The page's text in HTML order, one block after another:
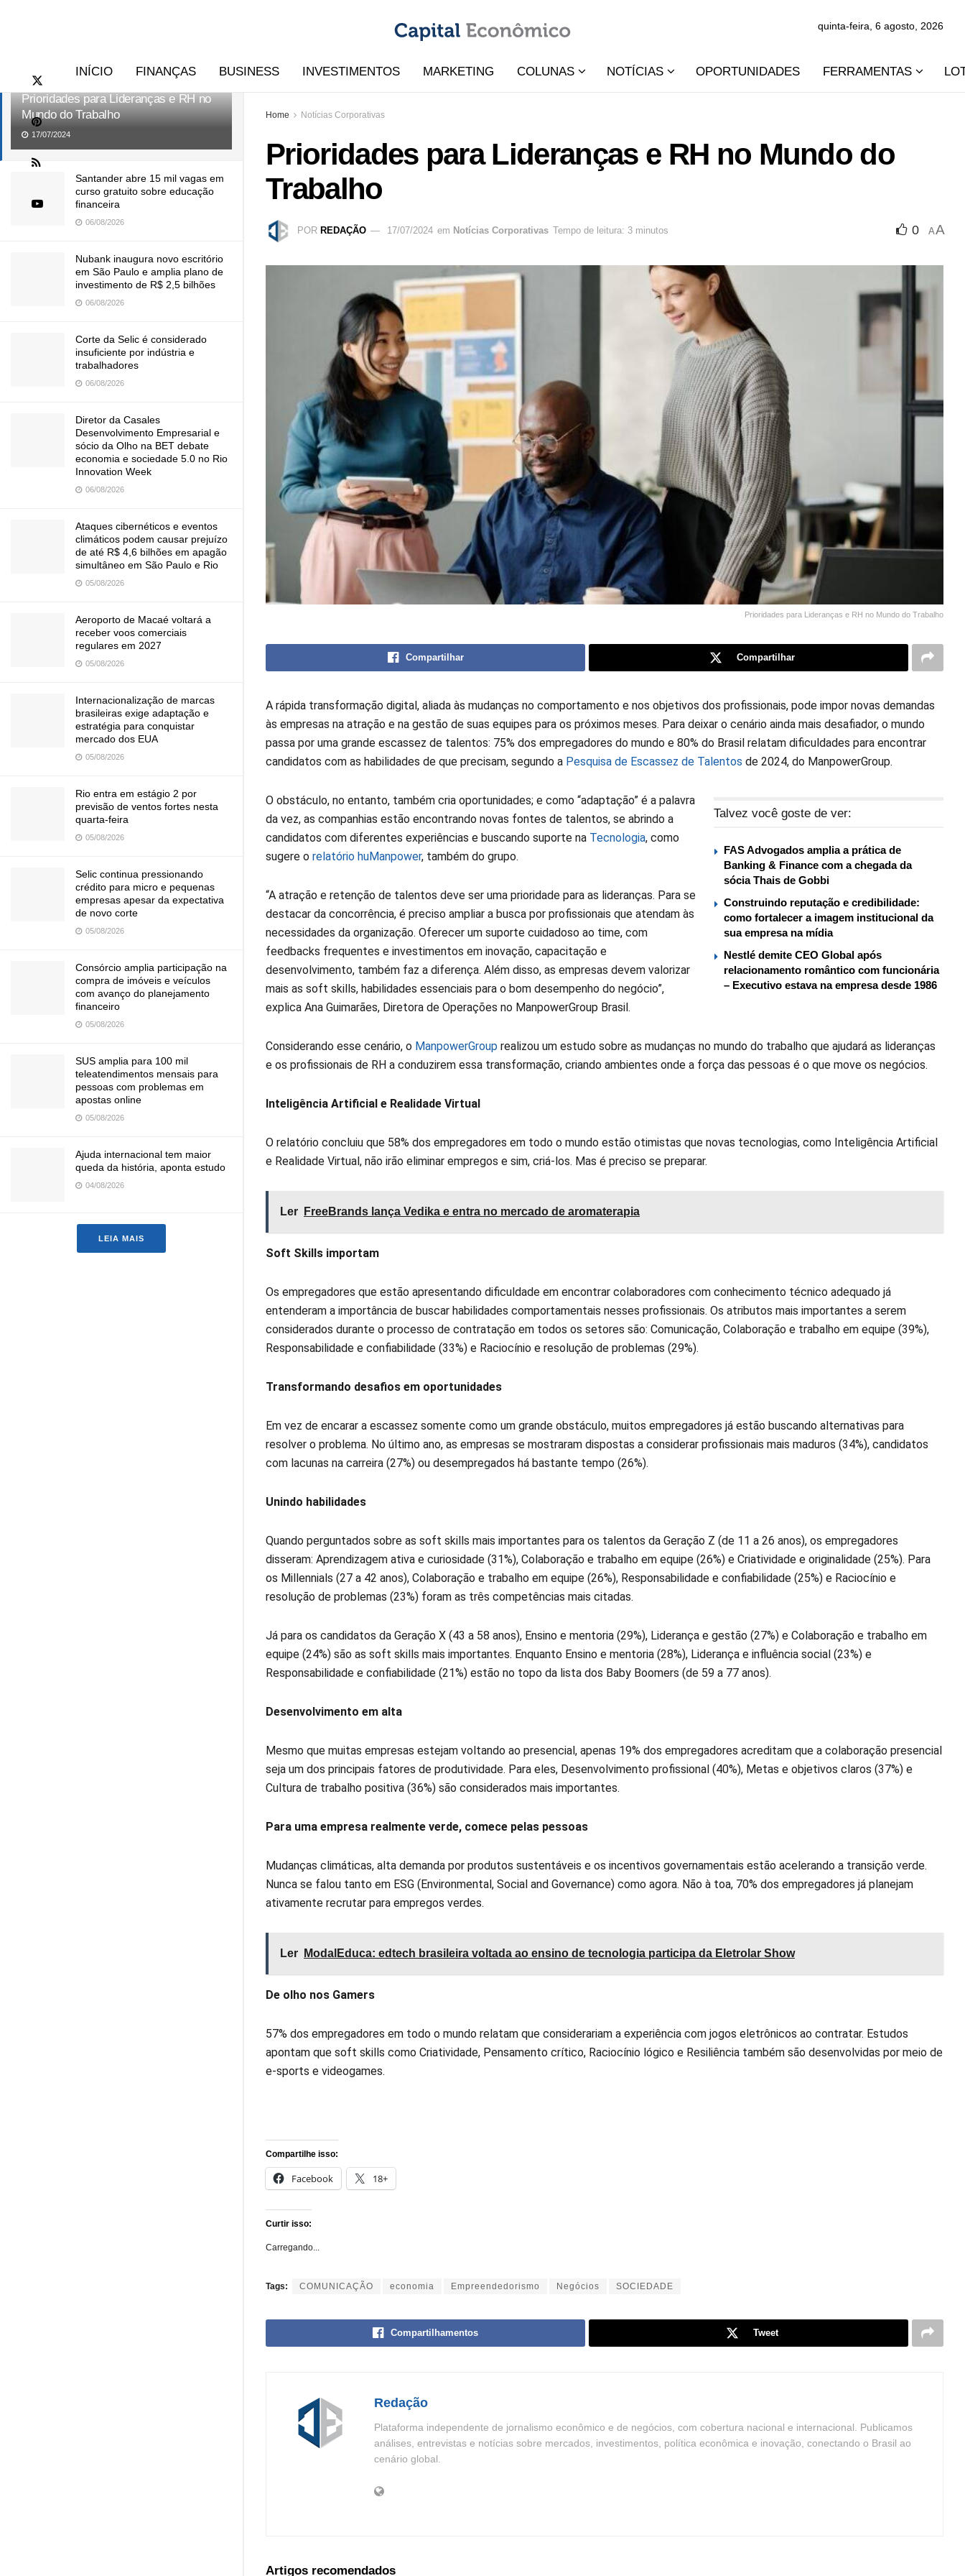
Prioridades para Lideranças e RH no
Mundo do Trabalho
17/07/2024
Santander abre 15 mil vagas em
curso gratuito sobre educação
financeira
06/08/2026
Nubank inaugura novo escritório
em São Paulo e amplia plano de
investimento de R$ 2,5 bilhões
06/08/2026
Corte da Selic é considerado
insuficiente por indústria e
trabalhadores
06/08/2026
Diretor da Casales
Desenvolvimento Empresarial e
sócio da Olho na BET debate
economia e sociedade 5.0 no Rio
Innovation Week
06/08/2026
Ataques cibernéticos e eventos
climáticos podem causar prejuízo
de até R$ 4,6 bilhões em apagão
simultâneo em São Paulo e Rio
05/08/2026
Aeroporto de Macaé voltará a
receber voos comerciais
regulares em 2027
05/08/2026
Internacionalização de marcas
brasileiras exige adaptação e
estratégia para conquistar
mercado dos EUA
05/08/2026
Rio entra em estágio 2 por
previsão de ventos fortes nesta
quarta-feira
05/08/2026
Selic continua pressionando
crédito para micro e pequenas
empresas apesar da expectativa
de novo corte
05/08/2026
Consórcio amplia participação na
compra de imóveis e veículos
com avanço do planejamento
financeiro
05/08/2026
SUS amplia para 100 mil
teleatendimentos mensais para
pessoas com problemas em
apostas online
05/08/2026
Ajuda internacional tem maior
queda da história, aponta estudo
04/08/2026
LEIA MAIS
quinta-feira, 6 agosto, 2026
INÍCIO FINANÇAS BUSINESS INVESTIMENTOS MARKETING COLUNAS NOTÍCIAS OPORTUNIDADES FERRAMENTAS
Home Notícias Corporativas
Prioridades para Lideranças e RH no Mundo do
Trabalho
POR REDAÇÃO 17/07/2024 em Notícias Corporativas Tempo de leitura: 3 minutos 0 AA
Prioridades para Lideranças e RH no Mundo do Trabalho
Compartilhar Compartilhar
A rápida transformação digital, aliada às mudanças no comportamento e nos objetivos dos profissionais, pode impor novas demandas
às empresas na atração e na gestão de suas equipes para os próximos meses. Para deixar o cenário ainda mais desafiador, o mundo
passa por uma grande escassez de talentos: 75% dos empregadores do mundo e 80% do Brasil relatam dificuldades para encontrar
candidatos com as habilidades de que precisam, segundo a Pesquisa de Escassez de Talentos de 2024, do ManpowerGroup.
Talvez você goste de ver:
FAS Advogados amplia a prática de
Banking & Finance com a chegada da
sócia Thais de Gobbi
Construindo reputação e credibilidade:
como fortalecer a imagem institucional da
sua empresa na mídia
Nestlé demite CEO Global após
relacionamento romântico com funcionária
– Executivo estava na empresa desde 1986
O obstáculo, no entanto, também cria oportunidades; e como “adaptação” é a palavra
da vez, as companhias estão encontrando novas fontes de talentos, se abrindo a
candidatos com diferentes experiências e buscando suporte na Tecnologia, como
sugere o relatório huManpower, também do grupo.
“A atração e retenção de talentos deve ser uma prioridade para as lideranças. Para se
destacar da concorrência, é preciso ampliar a busca por profissionais que atendam às
necessidades da organização. Oferecer um suporte cuidadoso ao time, com
feedbacks frequentes e investimentos em inovação, capacitação e
desenvolvimento, também faz a diferença. Além disso, as empresas devem valorizar
mais as soft skills, habilidades essenciais para o bom desempenho do negócio”,
explica Ana Guimarães, Diretora de Operações no ManpowerGroup Brasil.
Considerando esse cenário, o ManpowerGroup realizou um estudo sobre as mudanças no mundo do trabalho que ajudará as lideranças
e os profissionais de RH a conduzirem essa transformação, criando ambientes onde a força das pessoas é o que move os negócios.
Inteligência Artificial e Realidade Virtual
O relatório concluiu que 58% dos empregadores em todo o mundo estão otimistas que novas tecnologias, como Inteligência Artificial
e Realidade Virtual, não irão eliminar empregos e sim, criá-los. Mas é preciso se preparar.
Ler FreeBrands lança Vedika e entra no mercado de aromaterapia
Soft Skills importam
Os empregadores que estão apresentando dificuldade em encontrar colaboradores com conhecimento técnico adequado já
entenderam a importância de buscar habilidades comportamentais nesses profissionais. Os atributos mais importantes a serem
considerados durante o processo de contratação em todos os setores são: Comunicação, Colaboração e trabalho em equipe (39%),
Responsabilidade e confiabilidade (33%) e Raciocínio e resolução de problemas (29%).
Transformando desafios em oportunidades
Em vez de encarar a escassez somente como um grande obstáculo, muitos empregadores já estão buscando alternativas para
resolver o problema. No último ano, as empresas se mostraram dispostas a considerar profissionais mais maduros (34%), candidatos
com lacunas na carreira (27%) ou desempregados há bastante tempo (26%).
Unindo habilidades
Quando perguntados sobre as soft skills mais importantes para os talentos da Geração Z (de 11 a 26 anos), os empregadores
disseram: Aprendizagem ativa e curiosidade (31%), Colaboração e trabalho em equipe (26%) e Criatividade e originalidade (25%). Para
os Millennials (27 a 42 anos), Colaboração e trabalho em equipe (26%), Responsabilidade e confiabilidade (25%) e Raciocínio e
resolução de problemas (23%) foram as três competências mais citadas.
Já para os candidatos da Geração X (43 a 58 anos), Ensino e mentoria (29%), Liderança e gestão (27%) e Colaboração e trabalho em
equipe (24%) são as soft skills mais importantes. Enquanto Ensino e mentoria (28%), Liderança e influência social (23%) e
Responsabilidade e confiabilidade (21%) estão no topo da lista dos Baby Boomers (de 59 a 77 anos).
Desenvolvimento em alta
Mesmo que muitas empresas estejam voltando ao presencial, apenas 19% dos empregadores acreditam que a colaboração presencial
seja um dos principais fatores de produtividade. Para eles, Desenvolvimento profissional (40%), Metas e objetivos claros (37%) e
Cultura de trabalho positiva (36%) são considerados mais importantes.
Para uma empresa realmente verde, comece pelas pessoas
Mudanças climáticas, alta demanda por produtos sustentáveis e os incentivos governamentais estão acelerando a transição verde.
Nunca se falou tanto em ESG (Environmental, Social and Governance) como agora. Não à toa, 70% dos empregadores já planejam
ativamente recrutar para empregos verdes.
Ler ModalEduca: edtech brasileira voltada ao ensino de tecnologia participa da Eletrolar Show
De olho nos Gamers
57% dos empregadores em todo o mundo relatam que considerariam a experiência com jogos eletrônicos ao contratar. Estudos
apontam que soft skills como Criatividade, Pensamento crítico, Raciocínio lógico e Resiliência também são desenvolvidas por meio de
e-sports e videogames.
Compartilhe isso:
Facebook 18+
Curtir isso:
Carregando...
Tags: COMUNICAÇÃO economia Empreendedorismo Negócios SOCIEDADE
Compartilhamentos Tweet
Redação
Plataforma independente de jornalismo econômico e de negócios, com cobertura nacional e internacional. Publicamos
análises, entrevistas e notícias sobre mercados, investimentos, política econômica e inovação, conectando o Brasil ao
cenário global.
Artigos recomendados